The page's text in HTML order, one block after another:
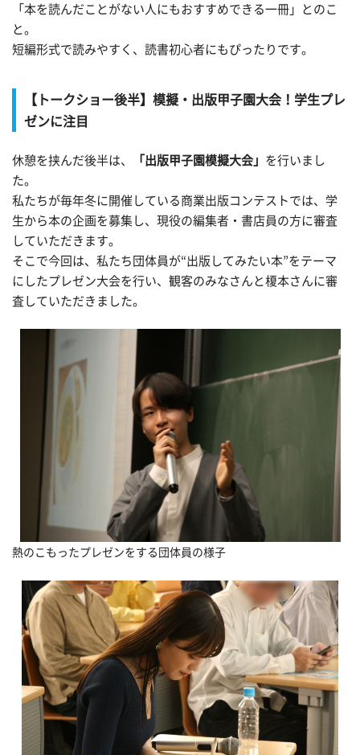
「本を読んだことがない人にもおすすめできる一冊」とのこ
と。
短編形式で読みやすく、読書初心者にもぴったりです。
【トークショー後半】模擬・出版甲子園大会！学生プレ
ゼンに注目
休憩を挟んだ後半は、 「出版甲子園模擬大会」 を行いまし
た。
私たちが毎年冬に開催している商業出版コンテストでは、学
生から本の企画を募集し、現役の編集者・書店員の方に審査
していただきます。
そこで今回は、私たち団体員が“出版してみたい本”をテーマ
にしたプレゼン大会を行い、観客のみなさんと榎本さんに審
査していただきました。
熱のこもったプレゼンをする団体員の様子